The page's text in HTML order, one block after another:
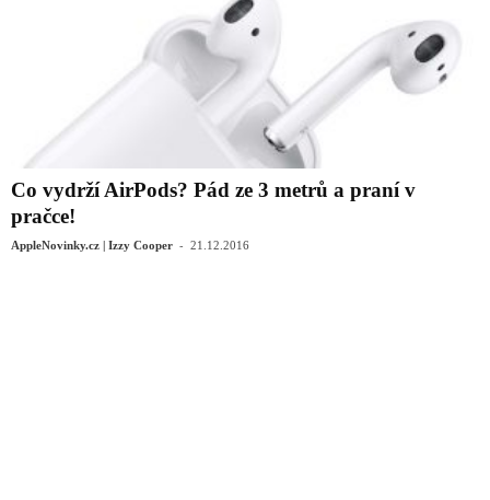
Co vydrží AirPods? Pád ze 3 metrů a praní v
pračce!
AppleNovinky.cz | Izzy Cooper - 21.12.2016